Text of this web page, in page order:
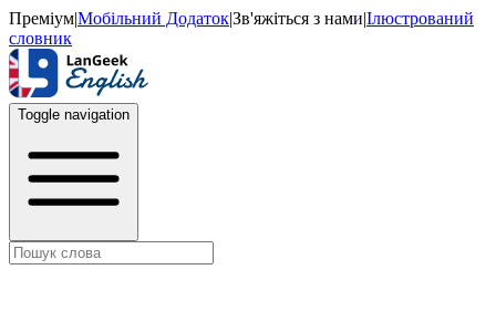
Преміум|Мобільний Додаток|Зв'яжіться з нами|Ілюстрований
словник
Toggle navigation